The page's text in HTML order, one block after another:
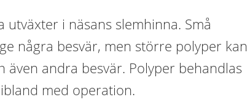
utväxter i näsans slemhinna. Små
några besvär, men större polyper kan
även andra besvär. Polyper behandlas
med operation.